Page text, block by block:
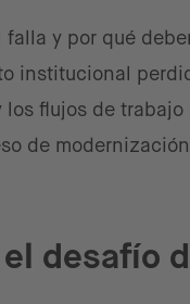
y por qué
institucional
flujos de trabajo
de
desafío